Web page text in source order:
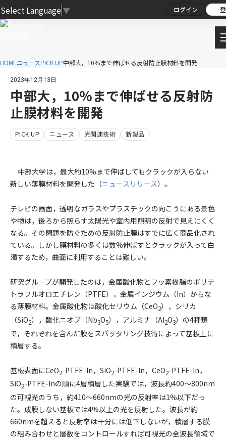
Select Language ▼ ログイン
HOMEニュースPICK UP中部大，10％まで伸ばせる反射防止膜材料を開発
2023年12月13日
中部大，10％まで伸ばせる反射防
止膜材料を開発
PICK UP ニュース 光関連技術 新製品
中部大学は，最大約10%まで伸ばしてもクラックが入らない
新しい薄膜材料を開発した（ニュースリリース）。
テレビの画面，透明なガラスやプラスチックの向こうにある景色
や物は，後ろから照らす太陽光や室内用照明の反射で見えにくく
なる。その問題を防ぐための反射防止膜はすでに広く商品化され
ている。しかし膜材料の多くは数%伸ばすとクラックが入って白
濁するため，曲面に利用することは難しい。
研究グループが開発したのは，金属酸化物とフッ素樹脂のポリテ
トラフルオロエチレン（PTFE），金属インジウム（In）からな
る薄膜材料。金属酸化物は酸化セリウム（CeO2），シリカ
（SiO2），酸化ニオブ（Nb3O5），アルミナ（Al2O3）の4種類
で，それぞれを含んだ膜をスパッタリング技術によって基板上に
積層する。
基板表面にCeO2-PTFE-In，SiO2-PTFE-In，CeO2-PTFE-In，
SiO2-PTFE-Inの順に4層積層した実験では，波長約400～800nm
の可視光のうち，約410～660nmの光の反射率は1%以下だっ
た。成膜しない基板では4%以上の光を反射した。波長が約
660nmを超えると反射率は十分には低下しないが，積層する膜
の組み合わせと層数をコントロールすれば可視光の全波長領域で